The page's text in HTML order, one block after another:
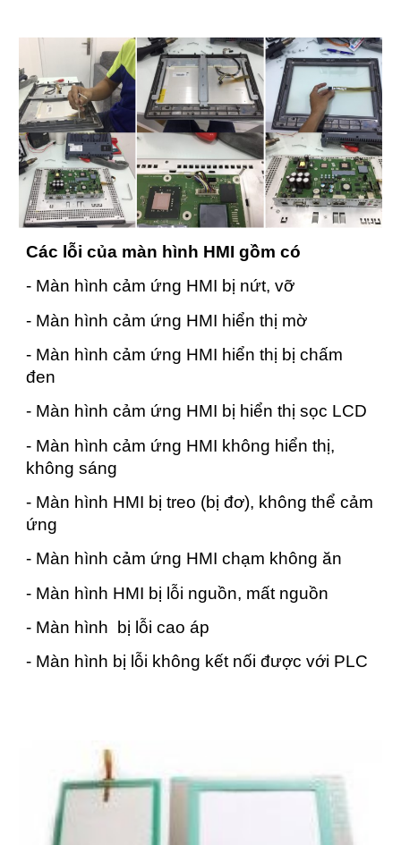
Các lỗi của màn hình HMI gồm có
- Màn hình cảm ứng HMI bị nứt, vỡ
- Màn hình cảm ứng HMI hiển thị mờ
- Màn hình cảm ứng HMI hiển thị bị chấm
đen
- Màn hình cảm ứng HMI bị hiển thị sọc LCD
- Màn hình cảm ứng HMI không hiển thị,
không sáng
- Màn hình HMI bị treo (bị đơ), không thể cảm
ứng
- Màn hình cảm ứng HMI chạm không ăn
- Màn hình HMI bị lỗi nguồn, mất nguồn
- Màn hình bị lỗi cao áp
- Màn hình bị lỗi không kết nối được với PLC